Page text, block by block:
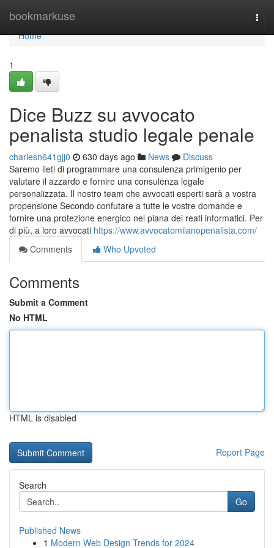
bookmarkuse
Home
Home
1
Dice Buzz su avvocato
penalista studio legale penale
charlesn641gjj0 630 days ago News
Discuss
Saremo lieti di programmare una consulenza primigenio per
valutare il azzardo e fornire una consulenza legale
personalizzata. Il nostro team che avvocati esperti sarà a vostra
propensione Secondo confutare a tutte le vostre domande e
fornire una protezione energico nel piana dei reati informatici. Per
di più, a loro avvocati https://www.avvocatomilanopenalista.com/
Comments
Who Upvoted
Comments
Submit a Comment
No HTML
HTML is disabled
Report Page
Search
Go
Published News
1 Modern Web Design Trends for 2024